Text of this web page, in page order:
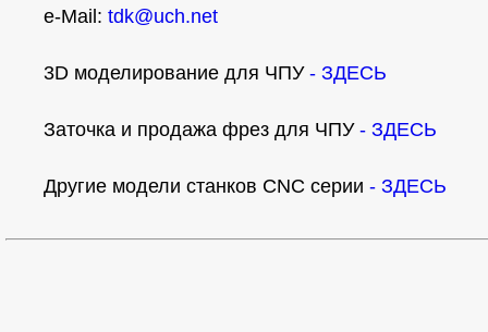
e-Mail:tdk@uch.net
3D моделирование для ЧПУ- ЗДЕСЬ
Заточка и продажа фрез для ЧПУ- ЗДЕСЬ
Другие модели станков CNC серии- ЗДЕСЬ